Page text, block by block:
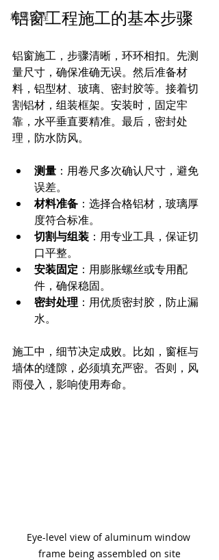
精選工程
铝窗工程施工的基本步骤
铝窗施工，步骤清晰，环环相扣。先测
量尺寸，确保准确无误。然后准备材
料，铝型材、玻璃、密封胶等。接着切
割铝材，组装框架。安装时，固定牢
靠，水平垂直要精准。最后，密封处
理，防水防风。
测量 ：用卷尺多次确认尺寸，避免
误差。
材料准备 ：选择合格铝材，玻璃厚
度符合标准。
切割与组装 ：用专业工具，保证切
口平整。
安装固定 ：用膨胀螺丝或专用配
件，确保稳固。
密封处理 ：用优质密封胶，防止漏
水。
施工中，细节决定成败。比如，窗框与
墙体的缝隙，必须填充严密。否则，风
雨侵入，影响使用寿命。
Eye-level view of aluminum window
frame being assembled on site